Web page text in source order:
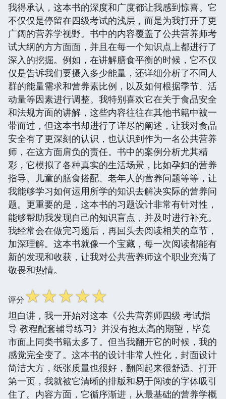
我得承认，这本书的深度和广度都让我感到惊喜。它
不仅仅是停留在四级考试的浅层，而是为我打开了更
广阔的营养学视野。书中的内容覆盖了公共营养师考
试大纲的方方面面，并且在每一个知识点上都进行了
深入的挖掘。例如，在讲解膳食平衡的时候，它不仅
仅是告诉我们要摄入多少能量，还详细分析了不同人
群的能量需求和营养素比例，以及如何根据季节、活
动量等因素进行调整。我特别喜欢它在关于食品安全
和法规方面的讲解，这些内容往往在其他书籍中被一
带而过，但这本书却进行了详尽的阐述，让我对食品
安全有了更深刻的认识，也认识到作为一名公共营养
师，在这方面肩负的责任。书中的案例分析尤其精
彩，它模拟了各种真实的生活场景，比如孕妇的营养
指导、儿童的膳食搭配、老年人的营养问题等等，让
我能够学习如何运用所学的知识去解决实际的营养问
题。更重要的是，这本书的习题设计非常有针对性，
能够帮助我发现自己的知识盲点，并及时进行补充。
我经常会在做完习题后，再回头去阅读相关的章节，
加深理解。这本书就像一个宝藏，每一次阅读都能有
新的发现和收获，让我对公共营养师这个职业充满了
敬畏和热情。
评分☆☆☆☆☆
坦白讲，我一开始对这本《公共营养师四级 考试指
导 教程配套辅导练习》并没有抱太高的期望，毕竟
市面上同类书籍太多了。但当我翻开它的时候，我的
感觉完全变了。这本书的设计非常人性化，封面设计
简洁大方，纸张质量也很好，翻阅起来很舒适。打开
第一页，我就被它清晰的排版和易于阅读的字体吸引
住了。内容方面，它循序渐进，从最基础的营养学概